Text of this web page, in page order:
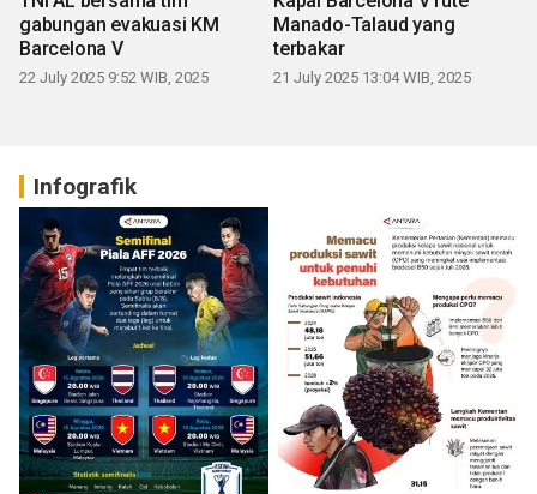
gabungan evakuasi KM
Barcelona V
22 July 2025 9:52 WIB, 2025
Manado-Talaud yang
terbakar
21 July 2025 13:04 WIB, 2025
Infografik